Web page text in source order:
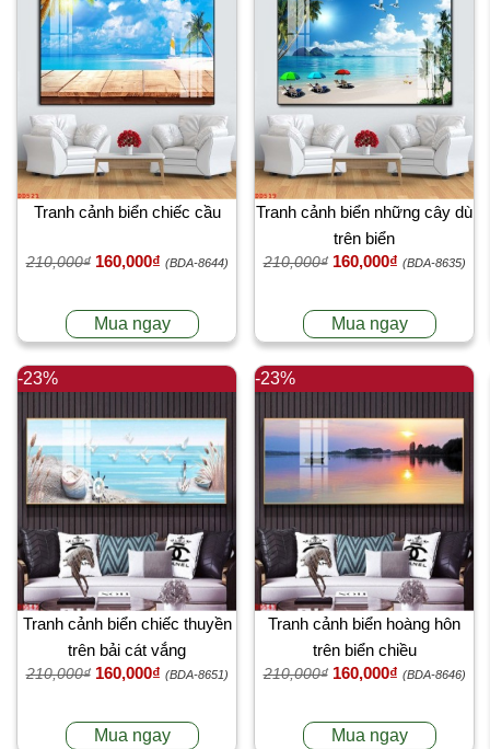
Tranh cảnh biển chiếc cầu
210,000₫ 160,000₫ (BDA-8644)
Mua ngay
Tranh cảnh biển những cây dù
trên biển
210,000₫ 160,000₫ (BDA-8635)
Mua ngay
-23%
Tranh cảnh biển chiếc thuyền
trên bải cát vắng
210,000₫ 160,000₫ (BDA-8651)
Mua ngay
-23%
Tranh cảnh biển hoàng hôn
trên biển chiều
210,000₫ 160,000₫ (BDA-8646)
Mua ngay